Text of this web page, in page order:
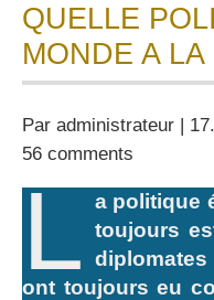
QUELLE
MONDE A
Par administrateur |
56 comments
L a politique
toujours
ont toujours eu